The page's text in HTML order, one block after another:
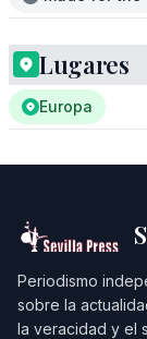
Lugares
Europa
Periodismo
sobre la
la veracidad y el